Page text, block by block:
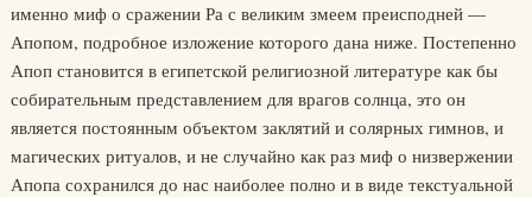
именно миф о сражении Ра с великим змеем преисподней —
Апопом, подробное изложение которого дана ниже. Постепенно
Апоп становится в египетской религиозной литературе как бы
собирательным представлением для врагов солнца, это он
является постоянным объектом заклятий и солярных гимнов, и
магических ритуалов, и не случайно как раз миф о низвержении
Апопа сохранился до нас наиболее полно и в виде текстуальной